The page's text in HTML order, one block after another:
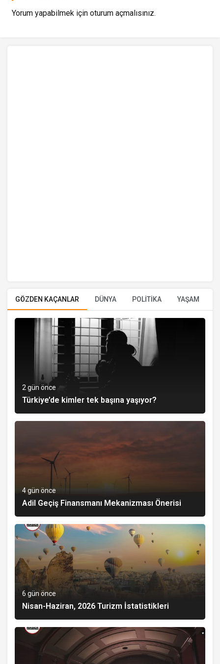
Yorum yapabilmek için oturum açmalısınız.
GÖZDEN KAÇANLAR DÜNYA POLİTİKA YAŞAM
2 gün önce
Türkiye’de kimler tek başına yaşıyor?
4 gün önce
Adil Geçiş Finansmanı Mekanizması Önerisi
6 gün önce
Nisan-Haziran, 2026 Turizm İstatistikleri